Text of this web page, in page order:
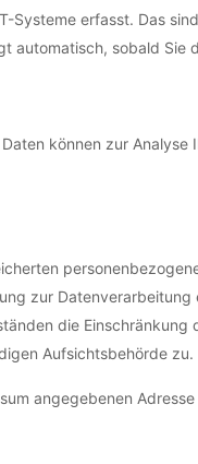
Systeme erfasst. Das
automatisch, sobald Sie
können zur Analyse
zur
die Einschränkung
Aufsichtsbehörde zu.
angegebenen